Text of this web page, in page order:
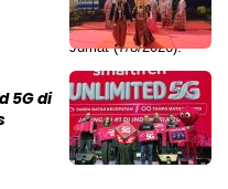
5G di